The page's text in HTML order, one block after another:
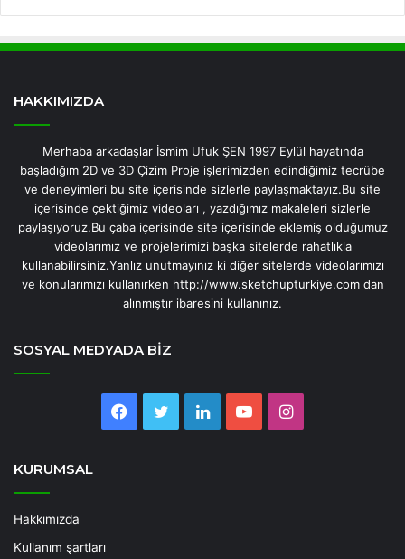
HAKKIMIZDA
Merhaba arkadaşlar İsmim Ufuk ŞEN 1997 Eylül hayatında
başladığım 2D ve 3D Çizim Proje işlerimizden edindiğimiz tecrübe
ve deneyimleri bu site içerisinde sizlerle paylaşmaktayız.Bu site
içerisinde çektiğimiz videoları , yazdığımız makaleleri sizlerle
paylaşıyoruz.Bu çaba içerisinde site içerisinde eklemiş olduğumuz
videolarımız ve projelerimizi başka sitelerde rahatlıkla
kullanabilirsiniz.Yanlız unutmayınız ki diğer sitelerde videolarımızı
ve konularımızı kullanırken http://www.sketchupturkiye.com dan
alınmıştır ibaresini kullanınız.
SOSYAL MEDYADA BİZ
Facebook
TwitterLinkedInYouTubeInstagram
KURUMSAL
Hakkımızda
Kullanım şartları